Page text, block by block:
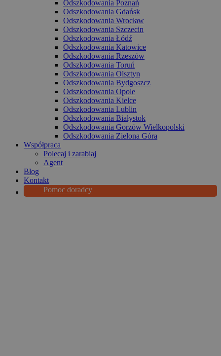
Odszkodowania Poznań
Odszkodowania Gdańsk
Odszkodowania Wrocław
Odszkodowania Szczecin
Odszkodowania Łódź
Odszkodowania Katowice
Odszkodowania Rzeszów
Odszkodowania Toruń
Odszkodowania Olsztyn
Odszkodowania Bydgoszcz
Odszkodowania Opole
Odszkodowania Kielce
Odszkodowania Lublin
Odszkodowania Białystok
Odszkodowania Gorzów Wielkopolski
Odszkodowania Zielona Góra
Współpraca
Polecaj i zarabiaj
Agent
Blog
Kontakt
Pomoc doradcy